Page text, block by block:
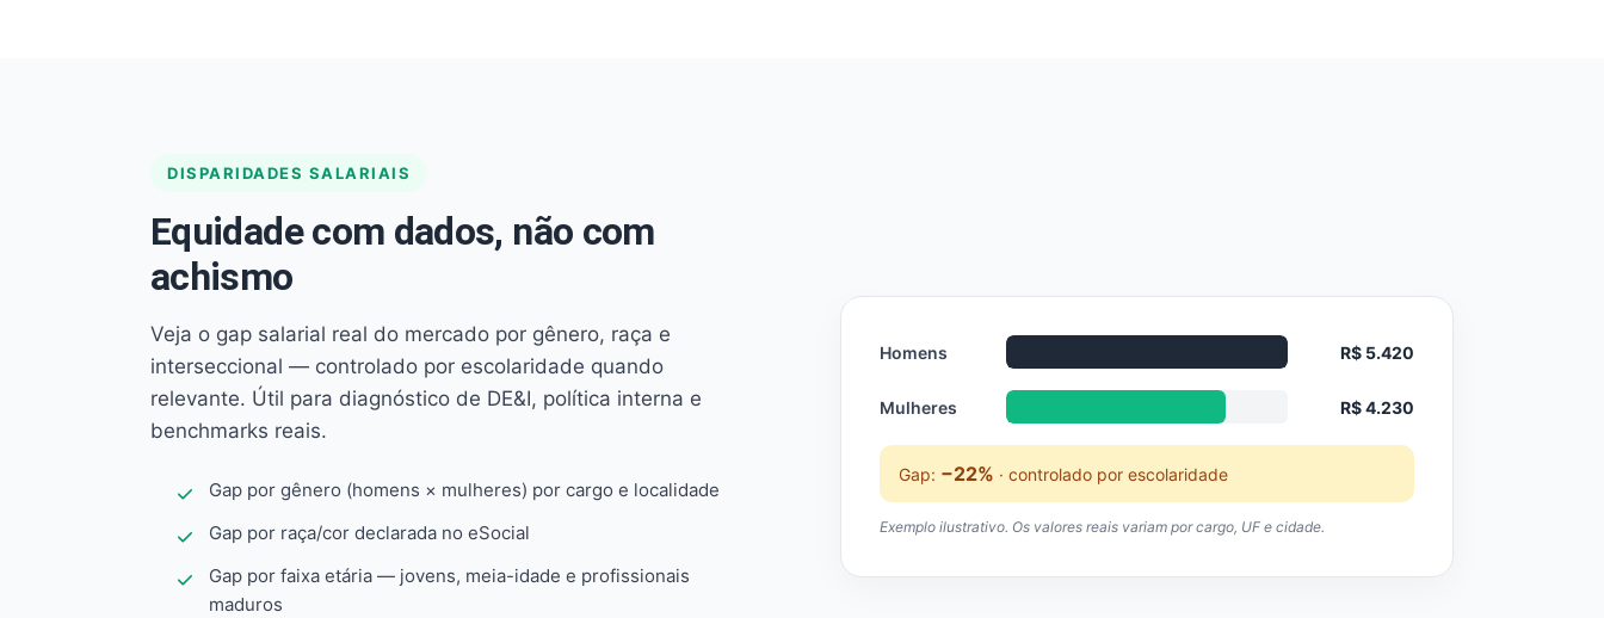
DISPARIDADES SALARIAIS
Equidade com dados, não com
achismo
Veja o gap salarial real do mercado por gênero, raça e
interseccional — controlado por escolaridade quando
relevante. Útil para diagnóstico de DE&I, política interna e
benchmarks reais.
Gap por gênero (homens × mulheres) por cargo e localidade
Gap por raça/cor declarada no eSocial
Gap por faixa etária — jovens, meia-idade e profissionais
maduros
Homens R$ 5.420
Mulheres R$ 4.230
Gap: −22% · controlado por escolaridade
Exemplo ilustrativo. Os valores reais variam por cargo, UF e cidade.